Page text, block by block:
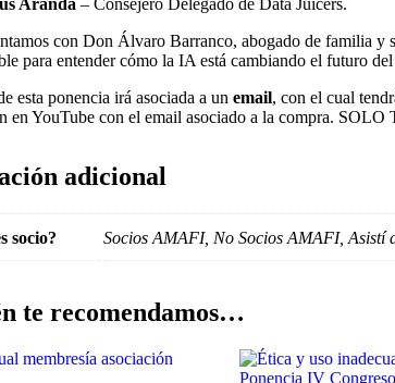
Aranda – Consejero Delegado de Data Juicers.
con Don Álvaro Barranco, abogado de familia
para entender cómo la IA está cambiando el futuro del
esta ponencia irá asociada a un email, con el cual
en YouTube con el email asociado a la compra.
adicional
socio? Socios AMAFI, No Socios AMAFI, Asistí
te recomendamos…